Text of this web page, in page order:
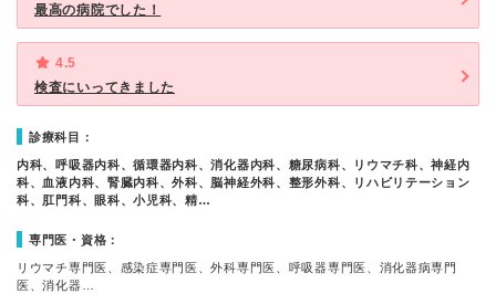
最高の病院でした！
4.5
検査にいってきました
診療科目：
内科、呼吸器内科、循環器内科、消化器内科、糖尿病科、リウマチ科、神経内
科、血液内科、腎臓内科、外科、脳神経外科、整形外科、リハビリテーション
科、肛門科、眼科、小児科、精…
専門医・資格：
リウマチ専門医、感染症専門医、外科専門医、呼吸器専門医、消化器病専門
医、消化器…